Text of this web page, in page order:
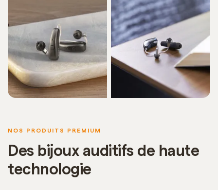
NOS PRODUITS PREMIUM
Des bijoux auditifs de haute
technologie